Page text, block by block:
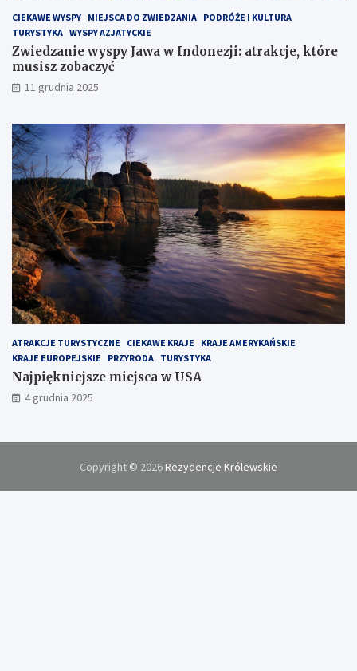
s
k
i
m
?
CIEKAWE WYSPY MIEJSCA DO ZWIEDZANIA PODRÓŻE I KULTURA
TURYSTYKA WYSPY AZJATYCKIE
Zwiedzanie wyspy Jawa w Indonezji: atrakcje, które
musisz zobaczyć
11 grudnia 2025
ATRAKCJE TURYSTYCZNE CIEKAWE KRAJE
KRAJE AMERYKAŃSKIE
KRAJE EUROPEJSKIE
PRZYRODA TURYSTYKA
Najpiękniejsze miejsca w USA
4 grudnia 2025
Copyright © 2026Rezydencje Królewskie